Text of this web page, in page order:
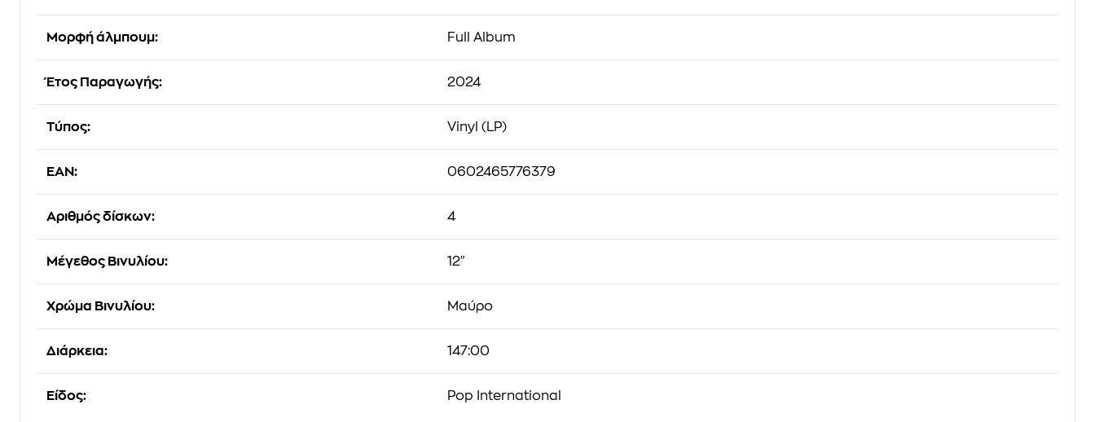
Μορφή άλμπουμ: Full Album
Έτος Παραγωγής: 2024
Τύπος: Vinyl (LP)
EAN: 0602465776379
Αριθμός δίσκων: 4
Μέγεθος Βινυλίου: 12"
Χρώμα Βινυλίου: Μαύρο
Διάρκεια: 147:00
Είδος: Pop International